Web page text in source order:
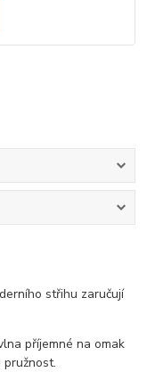
střihu zaručují
příjemné na omak